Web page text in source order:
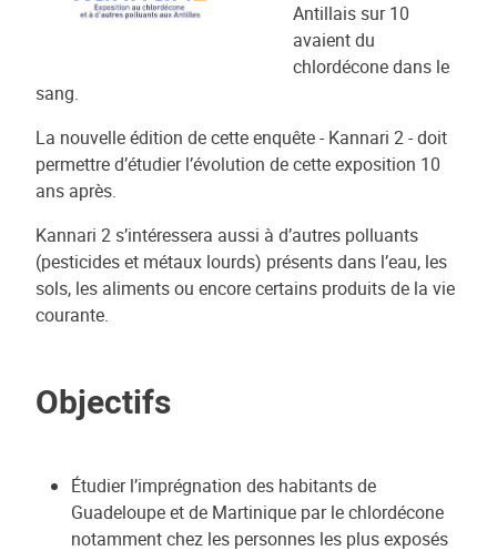
Antillais sur 10
avaient du
chlordécone dans le
sang.
La nouvelle édition de cette enquête - Kannari 2 - doit
permettre d’étudier l’évolution de cette exposition 10
ans après.
Kannari 2 s’intéressera aussi à d’autres polluants
(pesticides et métaux lourds) présents dans l’eau, les
sols, les aliments ou encore certains produits de la vie
courante.
Objectifs
Étudier l’imprégnation des habitants de
Guadeloupe et de Martinique par le chlordécone
notamment chez les personnes les plus exposés